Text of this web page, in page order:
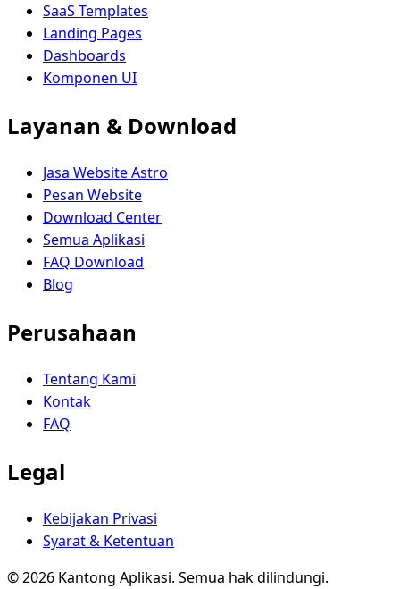
SaaS Templates
Landing Pages
Dashboards
Komponen UI
Layanan & Download
Jasa Website Astro
Pesan Website
Download Center
Semua Aplikasi
FAQ Download
Blog
Perusahaan
Tentang Kami
Kontak
FAQ
Legal
Kebijakan Privasi
Syarat & Ketentuan
© 2026 Kantong Aplikasi. Semua hak dilindungi.